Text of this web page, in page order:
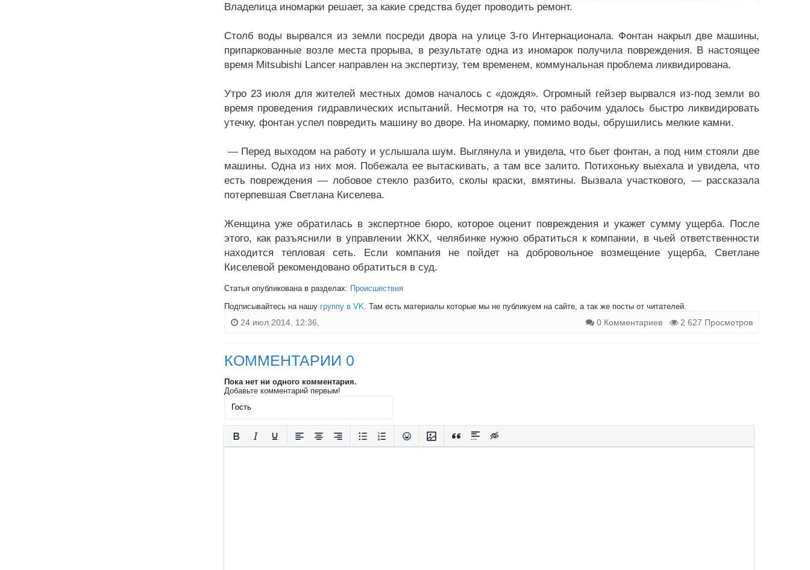
Владелица иномарки решает, за какие средства будет проводить ремонт.
Столб воды вырвался из земли посреди двора на улице 3-го Интернационала. Фонтан накрыл две машины,
припаркованные возле места прорыва, в результате одна из иномарок получила повреждения. В настоящее
время Mitsubishi Lancer направлен на экспертизу, тем временем, коммунальная проблема ликвидирована.
Утро 23 июля для жителей местных домов началось с «дождя». Огромный гейзер вырвался из-под земли во
время проведения гидравлических испытаний. Несмотря на то, что рабочим удалось быстро ликвидировать
утечку, фонтан успел повредить машину во дворе. На иномарку, помимо воды, обрушились мелкие камни.
— Перед выходом на работу и услышала шум. Выглянула и увидела, что бьет фонтан, а под ним стояли две
машины. Одна из них моя. Побежала ее вытаскивать, а там все залито. Потихоньку выехала и увидела, что
есть повреждения — лобовое стекло разбито, сколы краски, вмятины. Вызвала участкового, — рассказала
потерпевшая Светлана Киселева.
Женщина уже обратилась в экспертное бюро, которое оценит повреждения и укажет сумму ущерба. После
этого, как разъяснили в управлении ЖКХ, челябинке нужно обратиться к компании, в чьей ответственности
находится тепловая сеть. Если компания не пойдет на добровольное возмещение ущерба, Светлане
Киселевой рекомендовано обратиться в суд.
Статья опубликована в разделах: Происшествия
Подписывайтесь на нашу группу в VK . Там есть материалы которые мы не публикуем на сайте, а так же посты от читателей.
24 июл 2014, 12:36, 0 Комментариев 2 627 Просмотров
КОММЕНТАРИИ 0
Пока нет ни одного комментария.
Добавьте комментарий первым!